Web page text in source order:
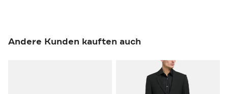
Andere Kunden kauften auch